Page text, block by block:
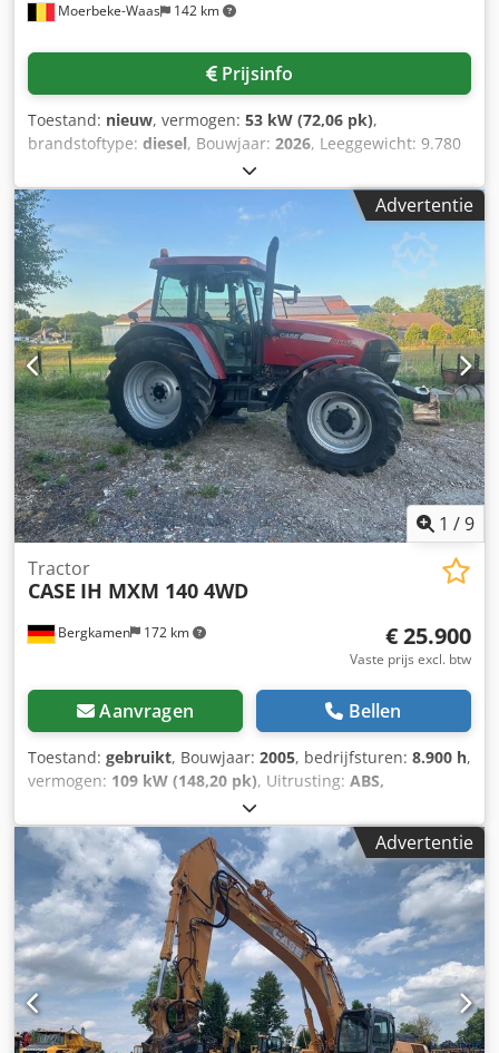
Moerbeke-Waas 142 km
Prijsinfo
Toestand: nieuw, vermogen: 53 kW (72,06 pk),
brandstoftype: diesel, Bouwjaar: 2026, Leeggewicht: 9.780
kg Dcsdpfx Ajzrrw Ajppsk Neem contact op met KEY-TEC
Sales voor meer informatie.
Advertentie
1 /9
Bergkamen 172 km
Tractor
CASE IH MXM 140 4WD
€ 25.900
Vaste prijs excl. btw
Aanvragen Bellen
Toestand: gebruikt, Bouwjaar: 2005, bedrijfsturen: 8.900 h,
vermogen: 109 kW (148,20 pk), Uitrusting: ABS,
airconditioning, cabine, vierwielaandrijving
gewicht: 5.868 kg Lengte: 4.692 mm Breedte: 2.507 mm
Hoogte: 2.997 mm Wielbasis: 2.723 mm Dcjdpfx Aswlmt
Ieppsk Nominaal vermogen: 105,9 kW, 144 pk Nominaal
toerental: 2.200 tpm Aantal cilinders: 6 Verplaatsing: 7.480
cm³ Koppeltoename: 51,3 Vierwielaandrijving
Advertentie